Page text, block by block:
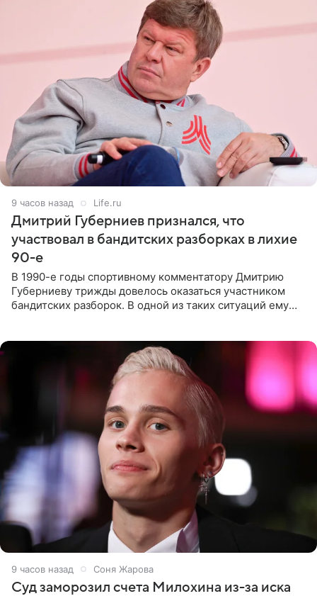
9 часов назад Life.ru
Дмитрий Губерниев признался, что
участвовал в бандитских разборках в лихие
90-е
В 1990-е годы спортивному комментатору Дмитрию
Губерниеву трижды довелось оказаться участником
бандитских разборок. В одной из таких ситуаций ему
9 часов назад Соня Жарова
Суд заморозил счета Милохина из-за иска